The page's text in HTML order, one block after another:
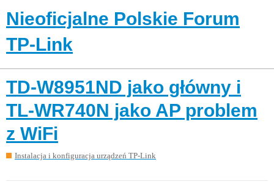
Nieoficjalne Polskie Forum
TP-Link
TD-W8951ND jako główny i
TL-WR740N jako AP problem
z WiFi
Instalacja i konfiguracja urządzeń TP-Link